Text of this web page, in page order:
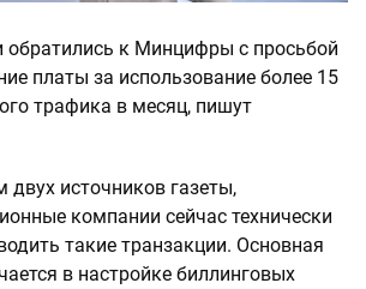
обратились к Минцифры с просьбой
платы за использование более 15
трафика в месяц, пишут
двух источников газеты,
компании сейчас технически
такие транзакции. Основная
в настройке биллинговых